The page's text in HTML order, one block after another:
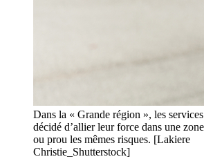
Dans la « Grande région », les
décidé d’allier leur force dans une
ou prou les mêmes risques. [Lakiere
Christie_Shutterstock]